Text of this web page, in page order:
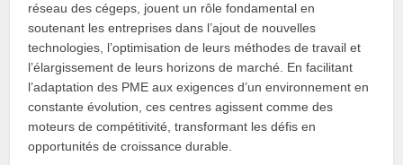
réseau des cégeps, jouent un rôle fondamental en
soutenant les entreprises dans l’ajout de nouvelles
technologies, l’optimisation de leurs méthodes de travail et
l’élargissement de leurs horizons de marché. En facilitant
l’adaptation des PME aux exigences d’un environnement en
constante évolution, ces centres agissent comme des
moteurs de compétitivité, transformant les défis en
opportunités de croissance durable.